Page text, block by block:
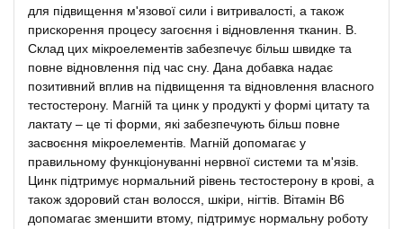
для підвищення м'язової сили і витривалості, а також
прискорення процесу загоєння і відновлення тканин. В.
Склад цих мікроелементів забезпечує більш швидке та
повне відновлення під час сну. Дана добавка надає
позитивний вплив на підвищення та відновлення власного
тестостерону. Магній та цинк у продукті у формі цитату та
лактату – це ті форми, які забезпечують більш повне
засвоєння мікроелементів. Магній допомагає у
правильному функціонуванні нервної системи та м'язів.
Цинк підтримує нормальний рівень тестостерону в крові, а
також здоровий стан волосся, шкіри, нігтів. Вітамін В6
допомагає зменшити втому, підтримує нормальну роботу